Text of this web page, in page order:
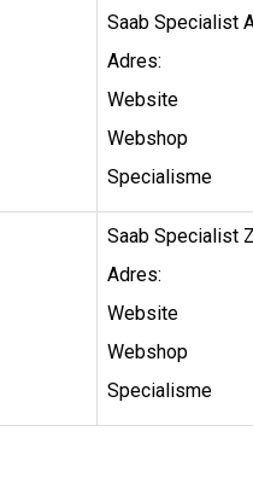
Saab Specialist
Adres:
Website
Webshop
Specialisme
Saab Specialist
Adres:
Website
Webshop
Specialisme